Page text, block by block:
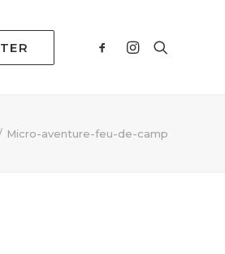
Micro-aventure-feu-de-camp